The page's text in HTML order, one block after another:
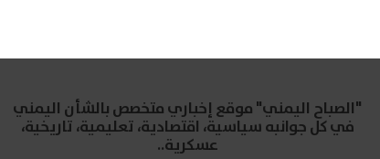
"الصباح اليمني" موقع إخباري متخصص بالشأن اليمني
في كل جوانبه سياسية، اقتصادية، تعليمية، تاريخية،
عسكرية..